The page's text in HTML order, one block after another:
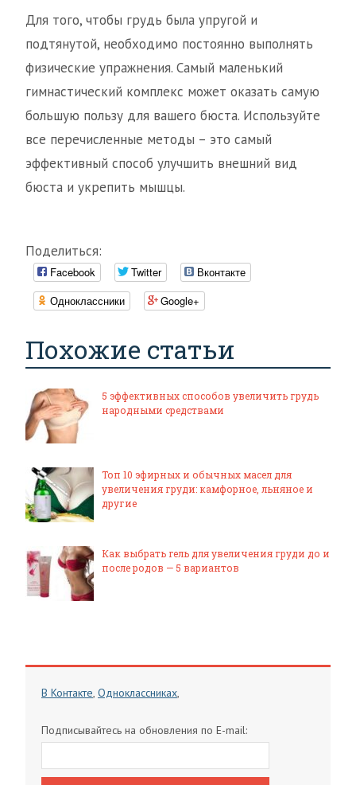
Для того, чтобы грудь была упругой и
подтянутой, необходимо постоянно выполнять
физические упражнения. Самый маленький
гимнастический комплекс может оказать самую
большую пользу для вашего бюста. Используйте
все перечисленные методы – это самый
эффективный способ улучшить внешний вид
бюста и укрепить мышцы.
Поделиться:
Facebook Twitter
Вконтакте
Одноклассники
Google+
Похожие статьи
5 эффективных способов увеличить грудь
народными средствами
Топ 10 эфирных и обычных масел для
увеличения груди: камфорное, льняное и
другие
Как выбрать гель для увеличения груди до и
после родов — 5 вариантов
В Контакте Одноклассниках
Подписывайтесь на обновления по E-mail: